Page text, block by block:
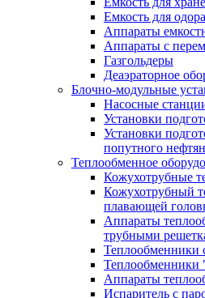
Емкость для
Аппараты
Аппараты с
Газгольдеры
Деаэраторное
Блочно-модульные
Насосные
Установки
Установки
попутного
Теплообменное
Кожухотрубные
Кожухотрубный
плавающей
Аппараты
трубными
Теплообменники
Теплообменники
Аппараты
Испаритель с